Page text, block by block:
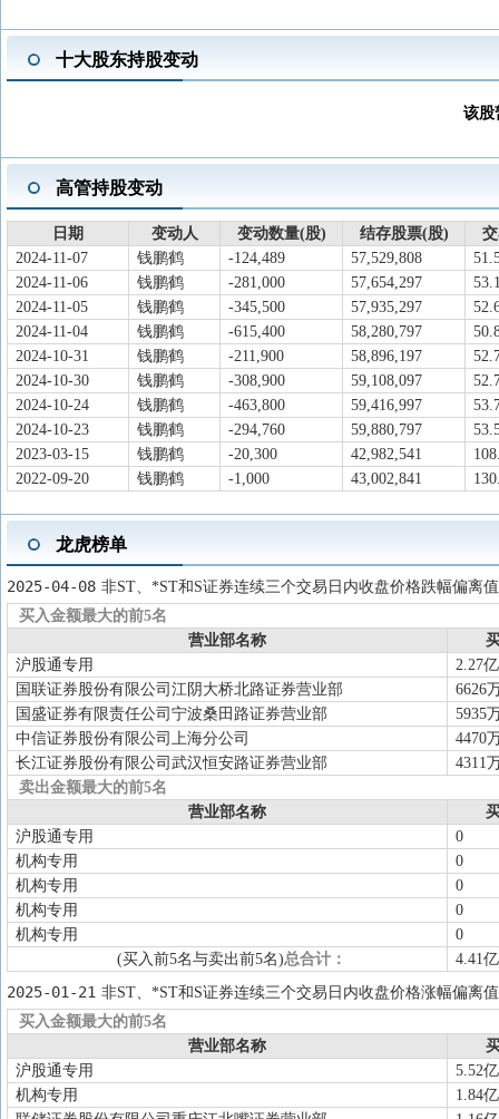
2026-04-24
项目投资
2025-12-24股票增发募集资金，用于
公司拟以募集资金向赣州移远增资
及借款的资金均用于实施“车载及5G
2026-03-05
大宗交易
2026-02-07
诉讼仲裁
公司涉及1起诉讼仲裁事件，涉案金
2025-12-26
项目投资
2025-12-24股票增发募集资金，用于
投入募集资金：5.135亿元，已投入
2025-12-17
增发
以每股85.21元非公开发行股票2617
12-24
2025-10-24
三季报披露
2025年三季报归属净利润7.335亿元
2025-09-30
机构调研
于2025-09-02至2025-09-30接待调研
2025-09-10
新增概念 2025-09-10新增概念：卫星互联网 查
2025-08-27
分红送转
2025中期分配10派5.5元(含税)，股
2025-07-24
2025-06-03
分红送转
2024年度分配10派4.2元(含税)，股权
2025-05-19
股东大会
于2025-05-19召开2024年年度股东大
2025-04-29
一季报披露
2025年一季报归属净利润2.119亿元
2025-04-24
2024年年报归属净利润5.882亿元，
十大股东持股变动
该股
高管持股变动
日期 变动人 变动数量(股) 结存股票(股)
2024-11-07
钱鹏鹤 -124,489 57,529,808
2024-11-06
钱鹏鹤 -281,000 57,654,297
2024-11-05
钱鹏鹤 -345,500 57,935,297
2024-11-04
钱鹏鹤 -615,400 58,280,797
2024-10-31
钱鹏鹤 -211,900 58,896,197
2024-10-30
钱鹏鹤 -308,900 59,108,097
2024-10-24
钱鹏鹤 -463,800 59,416,997
2024-10-23
钱鹏鹤 -294,760 59,880,797
2023-03-15
钱鹏鹤 -20,300 42,982,541
2022-09-20
钱鹏鹤 -1,000 43,002,841
龙虎榜单
2025-04-08 非ST、*ST和S证券连续三个交易日内收盘价格跌幅偏离
买入金额最大的前5名
营业部名称
沪股通专用
2.27亿
国联证券股份有限公司江阴大桥北路证券营业部
6626
国盛证券有限责任公司宁波桑田路证券营业部
5935
中信证券股份有限公司上海分公司
4470
长江证券股份有限公司武汉恒安路证券营业部
4311
卖出金额最大的前5名
营业部名称
沪股通专用
0
机构专用
0
机构专用
0
机构专用
0
机构专用
0
(买入前5名与卖出前5名)总合计： 4.41亿
2025-01-21 非ST、*ST和S证券连续三个交易日内收盘价格涨幅偏离
买入金额最大的前5名
营业部名称
沪股通专用
5.52亿
机构专用
1.84亿